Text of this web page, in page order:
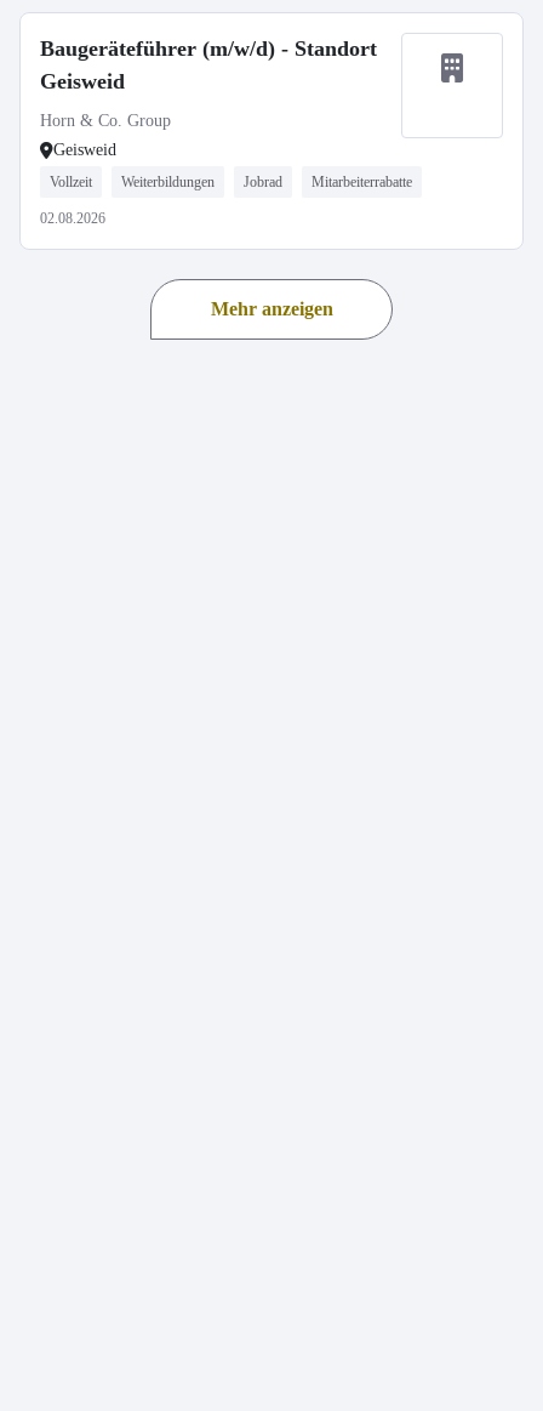
Baugeräteführer (m/w/d) - Standort
Geisweid
Horn & Co. Group
Geisweid
Vollzeit Weiterbildungen Jobrad Mitarbeiterrabatte
02.08.2026
Mehr anzeigen